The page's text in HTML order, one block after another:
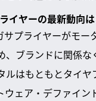
イヤーの最新動向
サプライヤーがモ
、ブランドに関係な
ルはもともとタイ
ウェア・デファイ